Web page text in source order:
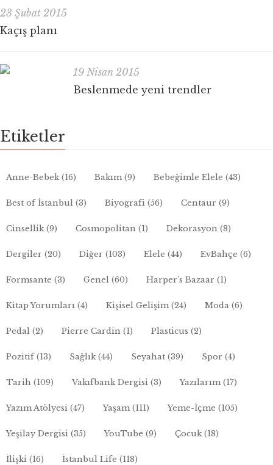
23 Şubat 2015
Kaçış planı
19 Nisan 2015
Beslenmede yeni trendler
Etiketler
Anne-Bebek(16) Bakım(9) Bebeğimle Elele (43)
Best of İstanbul (3) Biyografi (56) Centaur (9)
Cinsellik(9) Cosmopolitan (1) Dekorasyon (8)
Dergiler (20) Diğer (103) Elele (44) EvBahçe (6)
Formsante (3) Genel (60) Harper's Bazaar (1)
Kitap Yorumları (4) Kişisel Gelişim(24) Moda (6)
Pedal (2) Pierre Cardin (1) Plasticus (2)
Pozitif(13) Sağlık(44) Seyahat (39) Spor (4)
Tarih (109) Vakıfbank Dergisi (3) Yazılarım(17)
Yazım Atölyesi (47) Yaşam(111) Yeme-İçme (105)
Yeşilay Dergisi (35) YouTube (9) Çocuk(18)
İlişki (16) İstanbul Life (118)